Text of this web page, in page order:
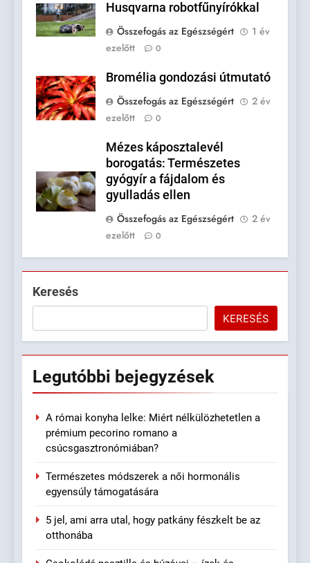
Husqvarna robotfűnyírókkal
Összefogás az Egészségért
1 év
ezelőtt
0
Bromélia gondozási útmutató
Összefogás az Egészségért
2 év
ezelőtt
0
Mézes káposztalevél
borogatás: Természetes
gyógyír a fájdalom és
gyulladás ellen
Összefogás az Egészségért
2 év
ezelőtt
0
Keresés
KERESÉS
Legutóbbi bejegyzések
A római konyha lelke: Miért nélkülözhetetlen a
prémium pecorino romano a
csúcsgasztronómiában?
Természetes módszerek a női hormonális
egyensúly támogatására
5 jel, ami arra utal, hogy patkány fészkelt be az
otthonába